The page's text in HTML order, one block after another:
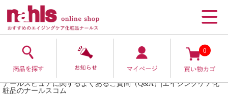
0
ナールスピュアに関するよくあるご質問（Q&A）|エイジングケア化
粧品のナールスコム